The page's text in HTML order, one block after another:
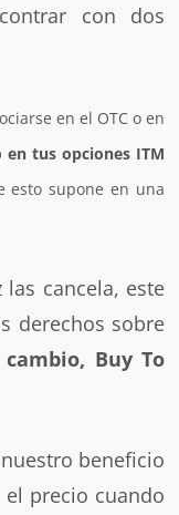
con dos
en el OTC o en
tus opciones ITM
esto supone en una
cancela, este
derechos sobre
Buy To
beneficio
precio cuando